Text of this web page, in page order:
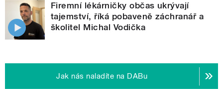
Firemní lékárničky občas ukrývají
tajemství, říká pobaveně záchranář a
školitel Michal Vodička
Jak nás naladíte na DABu